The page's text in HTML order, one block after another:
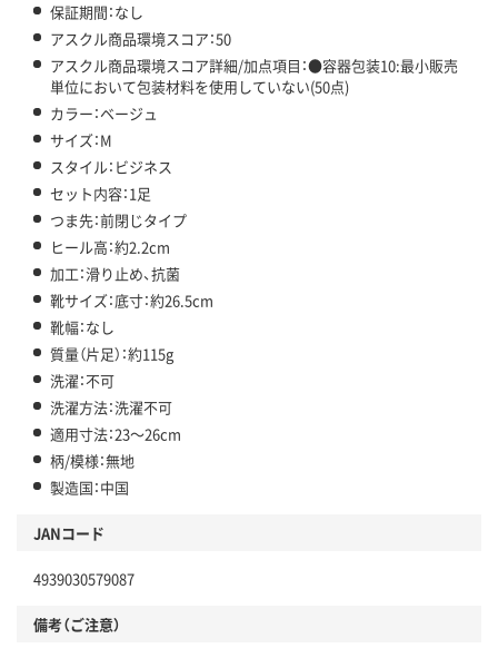
保証期間：なし
アスクル商品環境スコア：50
アスクル商品環境スコア詳細/加点項目：●容器包装10:最小販売
単位において包装材料を使用していない(50点)
カラー：ベージュ
サイズ：M
スタイル：ビジネス
セット内容：1足
つま先：前閉じタイプ
ヒール高：約2.2cm
加工：滑り止め、抗菌
靴サイズ：底寸：約26.5cm
靴幅：なし
質量（片足）：約115g
洗濯：不可
洗濯方法：洗濯不可
適用寸法：23～26cm
柄/模様：無地
製造国：中国
JANコード
4939030579087
備考（ご注意）